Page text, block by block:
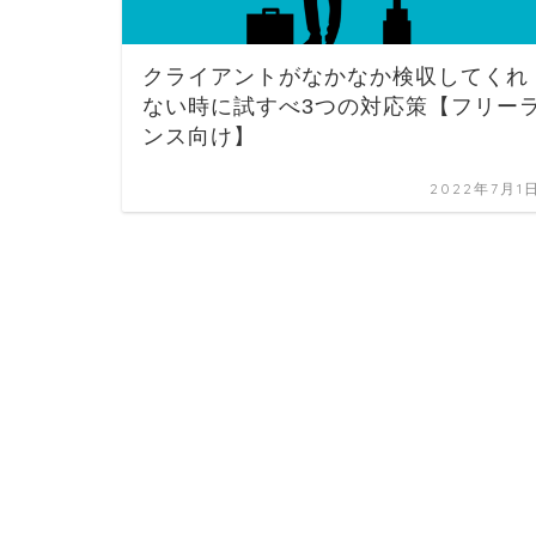
クライアントがなかなか検収してくれ
ない時に試すべ3つの対応策【フリー
ンス向け】
2022年7月1